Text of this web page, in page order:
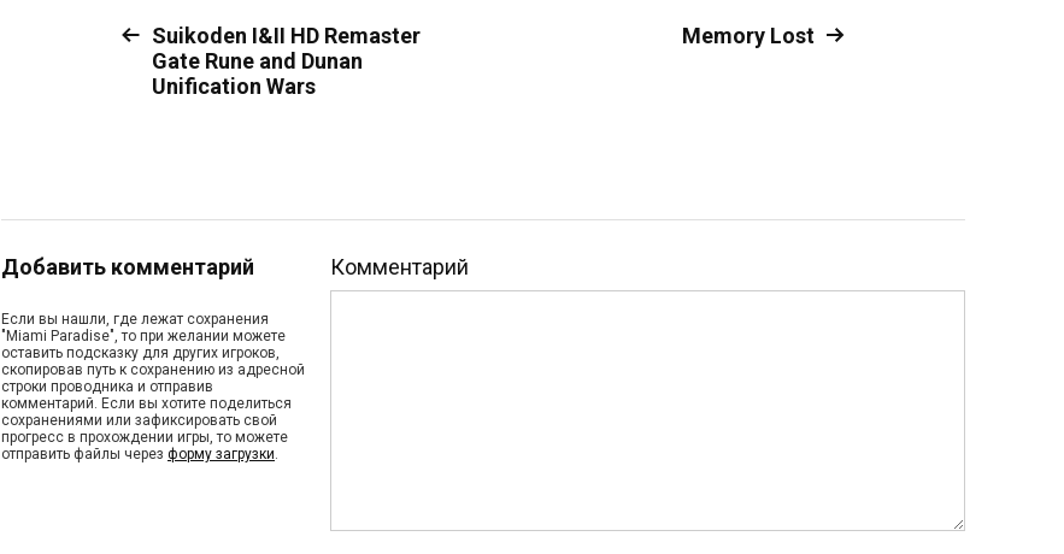
Suikoden I&II HD Remaster
Gate Rune and Dunan
Unification Wars
Memory Lost
Добавить комментарий
Если вы нашли, где лежат сохранения
"Miami Paradise", то при желании можете
оставить подсказку для других игроков,
скопировав путь к сохранению из адресной
строки проводника и отправив
комментарий. Если вы хотите поделиться
сохранениями или зафиксировать свой
прогресс в прохождении игры, то можете
отправить файлы через форму загрузки.
Комментарий